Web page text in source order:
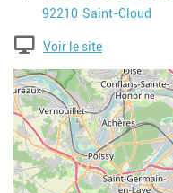
Code postal
92210 Ville
Saint-Cloud
Voir le site
Geolocalisation